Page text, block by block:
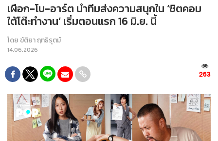
เผือก-โบ-อาร์ต นำทีมส่งความสนุกใน ‘ซิตคอม
ใต้โต๊ะทำงาน’ เริ่มตอนแรก 16 มิ.ย. นี้
โดย ขัติยา ฤทธิรุตม์
14.06.2026
263